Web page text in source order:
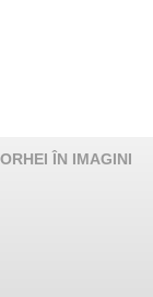
ORHEI ÎN IMAGINI